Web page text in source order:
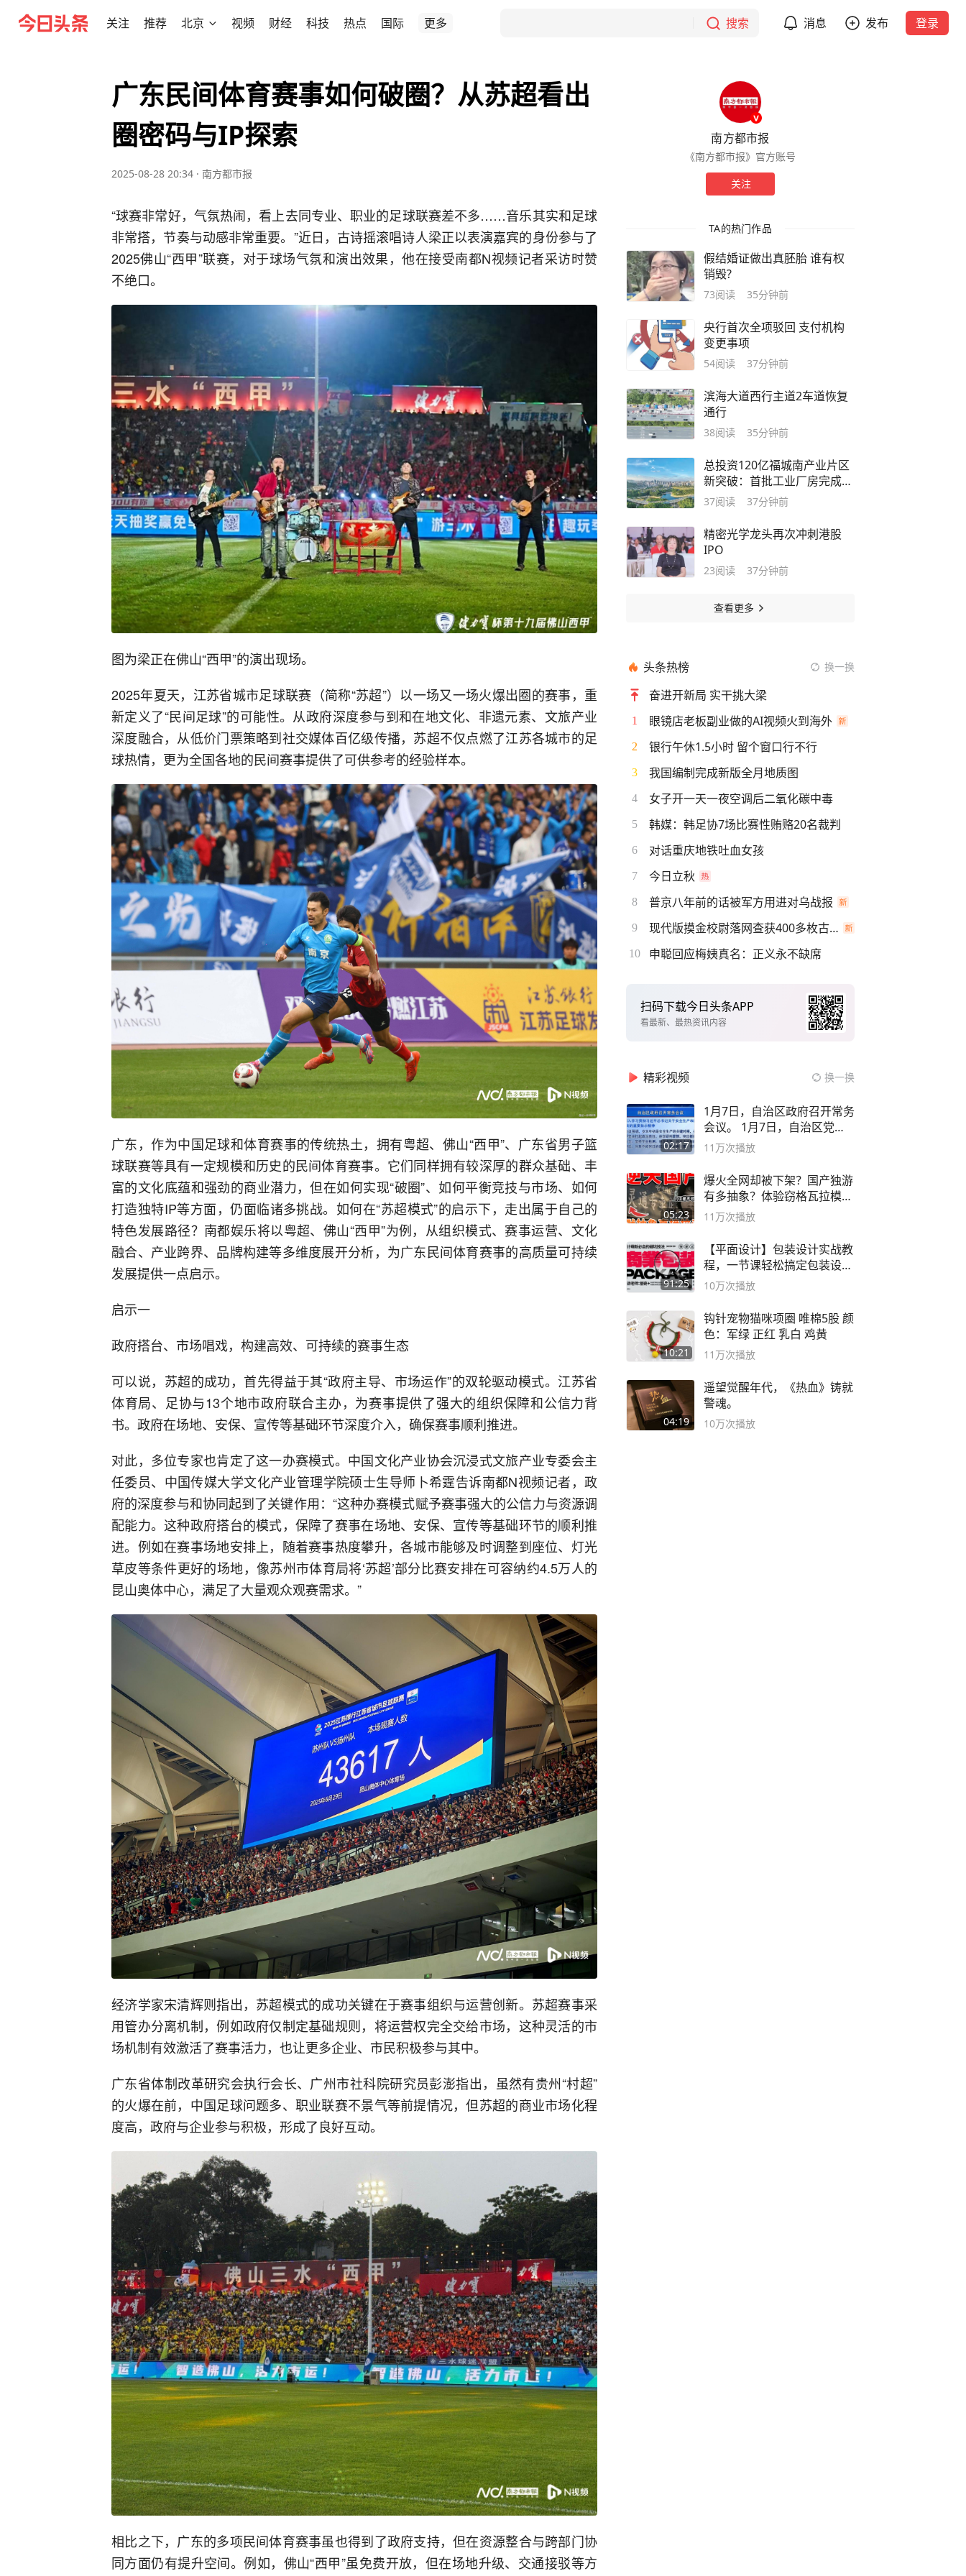
关注 推荐 北京 视频 财经 科技 热点 国际 更多 搜索 消息 发布 登录
广东民间体育赛事如何破圈？从苏超看出
圈密码与IP探索
2025-08-28 20:34 · 南方都市报
“球赛非常好，气氛热闹，看上去同专业、职业的足球联赛差不多……音乐其实和足球
非常搭，节奏与动感非常重要。”近日，古诗摇滚唱诗人梁正以表演嘉宾的身份参与了
2025佛山“西甲”联赛，对于球场气氛和演出效果，他在接受南都N视频记者采访时赞
不绝口。
图为梁正在佛山“西甲”的演出现场。
2025年夏天，江苏省城市足球联赛（简称“苏超”）以一场又一场火爆出圈的赛事，重
新定义了“民间足球”的可能性。从政府深度参与到和在地文化、非遗元素、文旅产业
深度融合，从低价门票策略到社交媒体百亿级传播，苏超不仅点燃了江苏各城市的足
球热情，更为全国各地的民间赛事提供了可供参考的经验样本。
广东，作为中国足球和体育赛事的传统热土，拥有粤超、佛山“西甲”、广东省男子篮
球联赛等具有一定规模和历史的民间体育赛事。它们同样拥有较深厚的群众基础、丰
富的文化底蕴和强劲的商业潜力，但在如何实现“破圈”、如何平衡竞技与市场、如何
打造独特IP等方面，仍面临诸多挑战。如何在“苏超模式”的启示下，走出属于自己的
特色发展路径？南都娱乐将以粤超、佛山“西甲”为例，从组织模式、赛事运营、文化
融合、产业跨界、品牌构建等多维度展开分析，为广东民间体育赛事的高质量可持续
发展提供一点启示。
启示一
政府搭台、市场唱戏，构建高效、可持续的赛事生态
可以说，苏超的成功，首先得益于其“政府主导、市场运作”的双轮驱动模式。江苏省
体育局、足协与13个地市政府联合主办，为赛事提供了强大的组织保障和公信力背
书。政府在场地、安保、宣传等基础环节深度介入，确保赛事顺利推进。
对此，多位专家也肯定了这一办赛模式。中国文化产业协会沉浸式文旅产业专委会主
任委员、中国传媒大学文化产业管理学院硕士生导师卜希霆告诉南都N视频记者，政
府的深度参与和协同起到了关键作用：“这种办赛模式赋予赛事强大的公信力与资源调
配能力。这种政府搭台的模式，保障了赛事在场地、安保、宣传等基础环节的顺利推
进。例如在赛事场地安排上，随着赛事热度攀升，各城市能够及时调整到座位、灯光
草皮等条件更好的场地，像苏州市体育局将‘苏超’部分比赛安排在可容纳约4.5万人的
昆山奥体中心，满足了大量观众观赛需求。”
经济学家宋清辉则指出，苏超模式的成功关键在于赛事组织与运营创新。苏超赛事采
用管办分离机制，例如政府仅制定基础规则，将运营权完全交给市场，这种灵活的市
场机制有效激活了赛事活力，也让更多企业、市民积极参与其中。
广东省体制改革研究会执行会长、广州市社科院研究员彭澎指出，虽然有贵州“村超”
的火爆在前，中国足球问题多、职业联赛不景气等前提情况，但苏超的商业市场化程
度高，政府与企业参与积极，形成了良好互动。
相比之下，广东的多项民间体育赛事虽也得到了政府支持，但在资源整合与跨部门协
同方面仍有提升空间。例如，佛山“西甲”虽免费开放，但在场地升级、交通接驳等方
南方都市报
《南方都市报》官方账号
关注
TA的热门作品
假结婚证做出真胚胎 谁有权
销毁?
73阅读 35分钟前
央行首次全项驳回 支付机构
变更事项
54阅读 37分钟前
滨海大道西行主道2车道恢复
通行
38阅读 35分钟前
总投资120亿福城南产业片区
新突破：首批工业厂房完成移
交
37阅读 37分钟前
精密光学龙头再次冲刺港股
IPO
23阅读 37分钟前
查看更多
头条热榜 换一换
奋进开新局 实干挑大梁
1 眼镜店老板副业做的AI视频火到海外
2 银行午休1.5小时 留个窗口行不行
3 我国编制完成新版全月地质图
4 女子开一天一夜空调后二氧化碳中毒
5 韩媒：韩足协7场比赛性贿赂20名裁判
6 对话重庆地铁吐血女孩
7 今日立秋
8 普京八年前的话被军方用进对乌战报
9 现代版摸金校尉落网查获400多枚古币
10 申聪回应梅姨真名：正义永不缺席
扫码下载今日头条APP
看最新、最热资讯内容
精彩视频 换一换
02:17
1月7日，自治区政府召开常务
会议。 1月7日，自治区党委
副书记
11万次播放
05:23
爆火全网却被下架？国产独游
有多抽象？体验窃格瓦拉模拟
器！
11万次播放
91:25
【平面设计】包装设计实战教
程，一节课轻松搞定包装设计
流程！
10万次播放
10:21
钩针宠物猫咪项圈 唯棉5股 颜
色：军绿 正红 乳白 鸡黄
11万次播放
04:19
遥望觉醒年代，《热血》铸就
警魂。
10万次播放